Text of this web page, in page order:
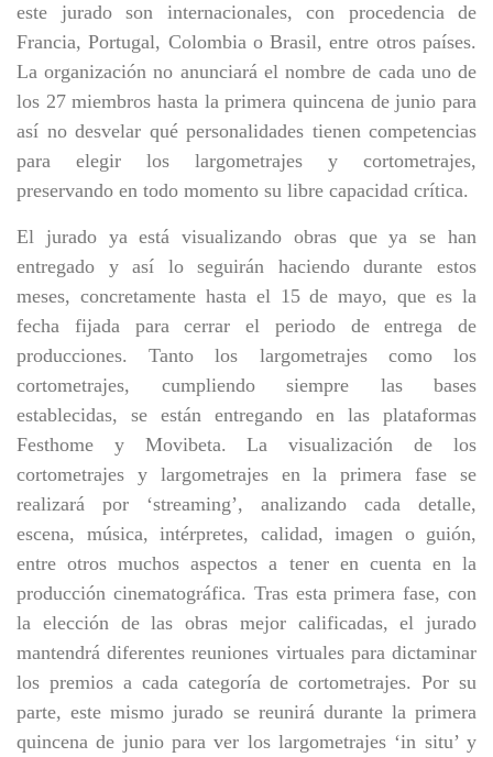
este jurado son internacionales, con procedencia de
Francia, Portugal, Colombia o Brasil, entre otros países.
La organización no anunciará el nombre de cada uno de
los 27 miembros hasta la primera quincena de junio para
así no desvelar qué personalidades tienen competencias
para elegir los largometrajes y cortometrajes,
preservando en todo momento su libre capacidad crítica.
El jurado ya está visualizando obras que ya se han
entregado y así lo seguirán haciendo durante estos
meses, concretamente hasta el 15 de mayo, que es la
fecha fijada para cerrar el periodo de entrega de
producciones. Tanto los largometrajes como los
cortometrajes, cumpliendo siempre las bases
establecidas, se están entregando en las plataformas
Festhome y Movibeta. La visualización de los
cortometrajes y largometrajes en la primera fase se
realizará por ‘streaming’, analizando cada detalle,
escena, música, intérpretes, calidad, imagen o guión,
entre otros muchos aspectos a tener en cuenta en la
producción cinematográfica. Tras esta primera fase, con
la elección de las obras mejor calificadas, el jurado
mantendrá diferentes reuniones virtuales para dictaminar
los premios a cada categoría de cortometrajes. Por su
parte, este mismo jurado se reunirá durante la primera
quincena de junio para ver los largometrajes ‘in situ’ y